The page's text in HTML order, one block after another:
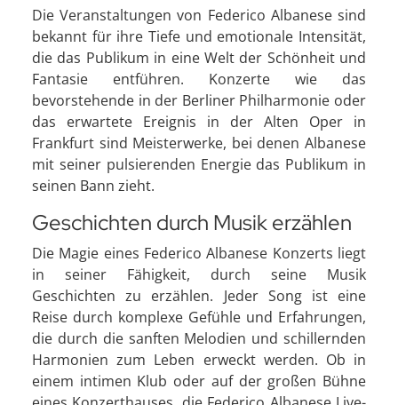
Die Veranstaltungen von Federico Albanese sind
bekannt für ihre Tiefe und emotionale Intensität,
die das Publikum in eine Welt der Schönheit und
Fantasie entführen. Konzerte wie das
bevorstehende in der Berliner Philharmonie oder
das erwartete Ereignis in der Alten Oper in
Frankfurt sind Meisterwerke, bei denen Albanese
mit seiner pulsierenden Energie das Publikum in
seinen Bann zieht.
Geschichten durch Musik erzählen
Die Magie eines Federico Albanese Konzerts liegt
in seiner Fähigkeit, durch seine Musik
Geschichten zu erzählen. Jeder Song ist eine
Reise durch komplexe Gefühle und Erfahrungen,
die durch die sanften Melodien und schillernden
Harmonien zum Leben erweckt werden. Ob in
einem intimen Klub oder auf der großen Bühne